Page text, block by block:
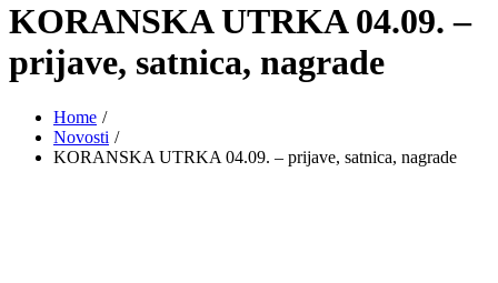
KORANSKA UTRKA 04.09. –
prijave, satnica, nagrade
Home
Novosti
KORANSKA UTRKA 04.09. – prijave, satnica, nagrade